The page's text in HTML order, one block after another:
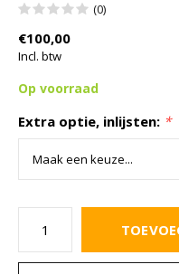
(0)
€100,00
Incl. btw
Op voorraad
Extra optie, inlijsten: *